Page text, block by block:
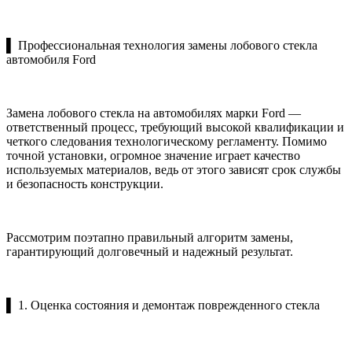
▌ Профессиональная технология замены лобового стекла
автомобиля Ford
Замена лобового стекла на автомобилях марки Ford —
ответственный процесс, требующий высокой квалификации и
четкого следования технологическому регламенту. Помимо
точной установки, огромное значение играет качество
используемых материалов, ведь от этого зависят срок службы
и безопасность конструкции.
Рассмотрим поэтапно правильный алгоритм замены,
гарантирующий долговечный и надежный результат.
▌ 1. Оценка состояния и демонтаж поврежденного стекла